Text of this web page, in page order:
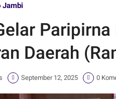
Jambi
Daerah
September 12, 2025 0